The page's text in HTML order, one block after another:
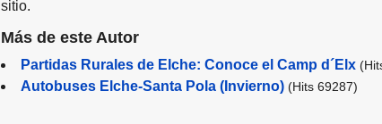
sitio.
Más de este Autor
Partidas Rurales de Elche: Conoce el Camp d´Elx
Autobuses Elche-Santa Pola (Invierno) (Hits 69287)